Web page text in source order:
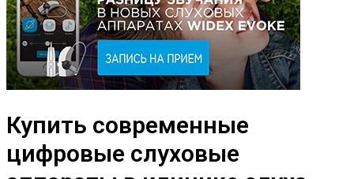
Купить современные
цифровые слуховые